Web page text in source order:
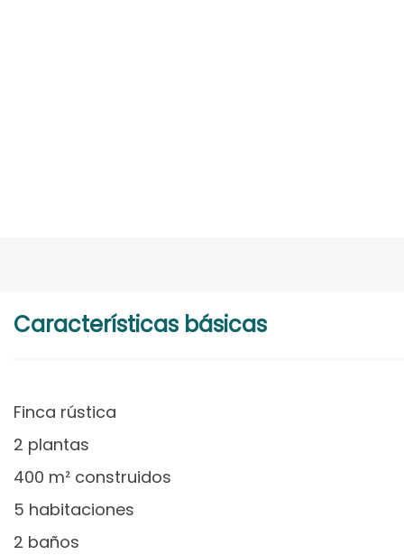
Características básicas
Finca rústica
2 plantas
400 m² construidos
5 habitaciones
2 baños